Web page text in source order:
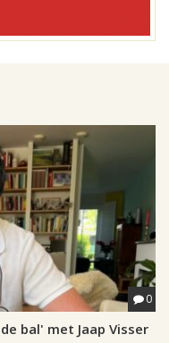
0
bal' met Jaap Visser